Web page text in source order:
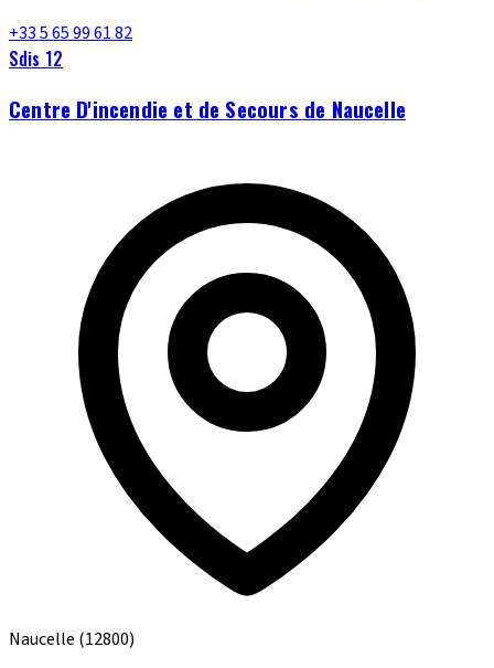
+33 5 65 99 61 82
Sdis 12
Centre D'incendie et de Secours de Naucelle
Naucelle (12800)